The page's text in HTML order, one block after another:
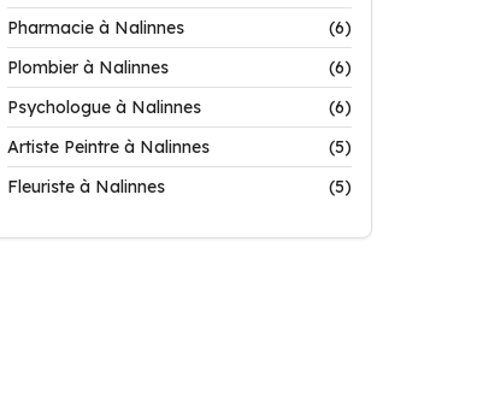
Pharmacie à Nalinnes
(6)
Plombier à Nalinnes
(6)
Psychologue à Nalinnes
(6)
Artiste Peintre à Nalinnes
(5)
Fleuriste à Nalinnes
(5)